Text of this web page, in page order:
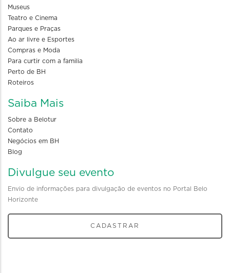
Museus
Teatro e Cinema
Parques e Praças
Ao ar livre e Esportes
Compras e Moda
Para curtir com a familia
Perto de BH
Roteiros
Saiba Mais
Sobre a Belotur
Contato
Negócios em BH
Blog
Divulgue seu evento
Envio de informações para divulgação de eventos no Portal Belo
Horizonte
CADASTRAR